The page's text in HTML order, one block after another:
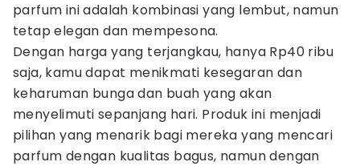
parfum ini adalah kombinasi yang lembut, namun
tetap elegan dan mempesona.
Dengan harga yang terjangkau, hanya Rp40 ribu
saja, kamu dapat menikmati kesegaran dan
keharuman bunga dan buah yang akan
menyelimuti sepanjang hari. Produk ini menjadi
pilihan yang menarik bagi mereka yang mencari
parfum dengan kualitas bagus, namun dengan